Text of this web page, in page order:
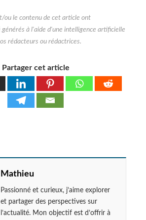
Partager cet article
Mathieu
Passionné et curieux, j’aime explorer
et partager des perspectives sur
l’actualité. Mon objectif est d’offrir à